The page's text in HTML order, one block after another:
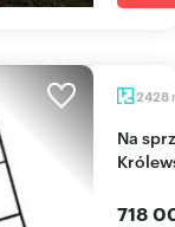
2428
Na sprzedaż działka 2 428 m² w Brzózie
718